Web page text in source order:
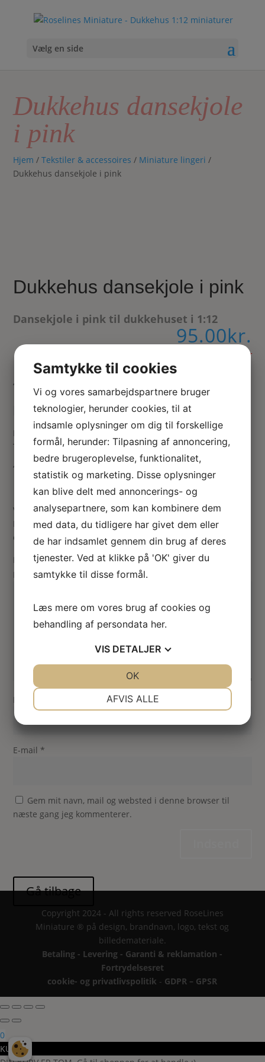
Vælg en side
Dukkehus dansekjole
i pink
Hjem /Tekstiler & accessoires / Miniature lingeri /
Dukkehus dansekjole i pink
Dukkehus dansekjole i pink
Dansekjole i pink til dukkehuset i 1:12
95.00kr.
Ikke på lager
“
Dansekjole i skala 1:12 til dukkehus
Dansekjole i pink blonde med frynser og blinkende stjerner.
Til dekoration i dukkehuset
“
Vær den første til at anmelde “Dukkehus dansekjole i pink”
Din e-mailadresse vil ikke blive publiceret. Krævede felter
er markeret med*
Din vurdering
Din anmeldelse *
Navn
E-mail*
Gem mit navn, mail og websted i denne browser til
næste gang jeg kommenterer.
Copyright 2024 - All rights reserved RoseLines
Miniature ® på design, brandnavn, logo, tekst og
billedemateriale.
Betaling - Levering - Garanti & reklamation -
Fortrydelsesret
cookie- og privatlivspolitik - GDPR – GPSR
0
KURV
Samtykke til cookies
Vi og vores samarbejdspartnere bruger
teknologier, herunder cookies, til at
indsamle oplysninger om dig til forskellige
formål, herunder: Tilpasning af annoncering,
bedre brugeroplevelse, funktionalitet,
statistik og marketing. Disse oplysninger
kan blive delt med annoncerings- og
analysepartnere, som kan kombinere dem
med data, du tidligere har givet dem eller
de har indsamlet gennem din brug af deres
tjenester. Ved at klikke på 'OK' giver du
samtykke til disse formål.
Læs mere om vores brug af cookies og
behandling af persondata her.
VIS DETALJER
AFVIS ALLE
OK